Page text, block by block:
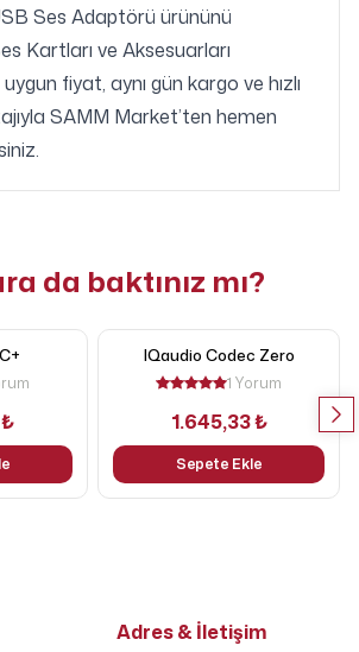
Ses Adaptörü ürününü
Kartları ve Aksesuarları
fiyat, aynı gün kargo ve hızlı
SAMM Market’ten hemen
da baktınız mı?
IQaudio Codec Zero
1 Yorum
1.645,33 ₺
Sepete Ekle
Adres & İletişim